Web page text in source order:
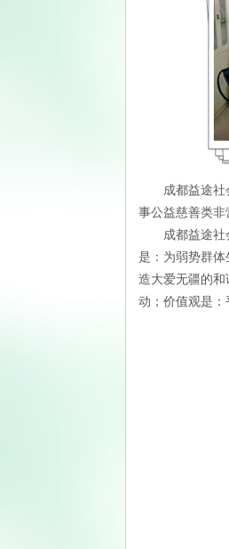
成都益途社会
事公益慈善类
成都益途社会
是：为弱势群
造大爱无疆的
动；价值观是